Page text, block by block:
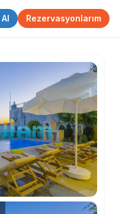
Rezervasyonlarım